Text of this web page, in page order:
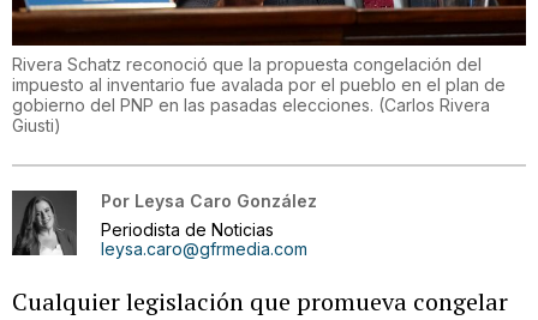
Rivera Schatz reconoció que la propuesta congelación del
impuesto al inventario fue avalada por el pueblo en el plan de
gobierno del PNP en las pasadas elecciones. (Carlos Rivera
Giusti)
Por Leysa Caro González
Periodista de Noticias
leysa.caro@gfrmedia.com
Cualquier legislación que promueva congelar